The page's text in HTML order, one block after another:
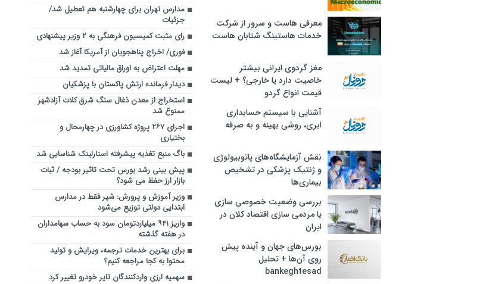
معرفی هاست و سرور از شرکت
خدمات هاستینگ شتابان هاست
مغز گردوی ایرانی بیشتر
خاصیت دارد یا خارجی؟ + لیست
قیمت انواع گردو
آشنایی با سیستم حسابداری
ابری، روشی بهینه و به صرفه
نقش آزمایشگاه‌های پاتوبیولوژی
و ژنتیک پزشکی در تشخیص
بیماری‌ها
بررسی وضعیت خصوصی سازی
یا مردمی سازی اقتصاد کلان در
ایران
بورس‌های جهان و آینده پیش
روی آن‌ها + تحلیل
bankeghtesad
مدارس تهران برای چهارشنبه هم تعطیل شد/
جزئیات
رای مثبت کمیسیون فرهنگی به ۲ وزیر پیشنهادی
فوری/ اخراج پناهجویان از آمریکا آغاز شد
مهلت اعتراض به اوراق مالیاتی تمدید شد
دیدار فرمانده ارتش پاکستان با پزشکیان
استخراج از معدن ذغال سنگ شرق کلات آزادشهر
ممنوع شد
اجرای ۲۶۷ پروژه کشاورزی در چهارمحال و
بختیاری
باگ منبع تغذیه پیشرفته استارلینک شناسایی شد
پیش بینی رشد بورس تحت تاثیر بودجه / ثبات
بازار ارز حفظ می شود؟
وزیر آموزش و پرورش: شیر فقط در مدارس
ابتدایی دولتی توزیع می‌شود
واریز ۹۴۱ میلیاردتومان سود به حساب سهامداران
در هفته گذشته
برای بهترین خدمات ترجمه، ویرایش و تولید
محتوا به کجا مراجعه کنیم؟
سهمیه ارزی واردکنندگان تایر خودرو تغییر کرد